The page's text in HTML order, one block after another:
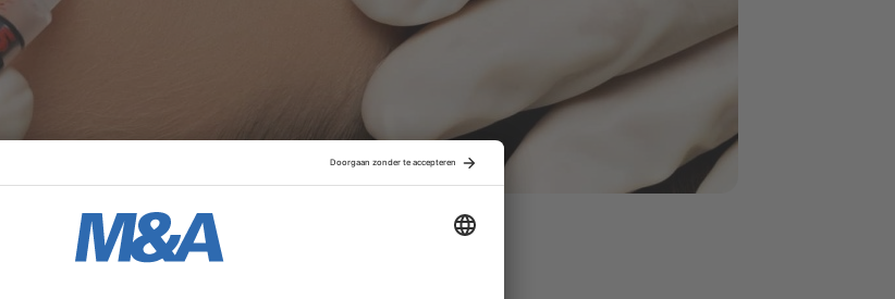
en participeert in kleine en middelgrote
met ervaren ondernemers en managers.